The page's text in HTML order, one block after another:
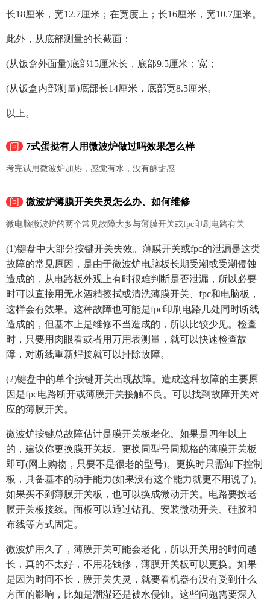
长18厘米，宽12.7厘米；在宽度上；长16厘米，宽10.7厘米。
此外，从底部测量的长截面：
(从饭盒外面量)底部15厘米长，底部9.5厘米；宽；
(从饭盒内部测量)底部长14厘米，底部宽8.5厘米。
以上。
问 7式蛋挞有人用微波炉做过吗效果怎么样
考完试用微波炉加热，感觉有水，没有酥甜感
问 微波炉薄膜开关失灵怎么办、如何维修
微电脑微波炉的两个常见故障大多与薄膜开关或fpc印刷电路有关
(1)键盘中大部分按键开关失效。薄膜开关或fpc的泄漏是这类
故障的常见原因，是由于微波炉电脑板长期受潮或受潮侵蚀
造成的，从电路板外观上有时很难判断是否泄漏，所以必要
时可以直接用无水酒精擦拭或清洗薄膜开关、fpc和电脑板，
这样会有效果。这种故障也可能是fpc印刷电路几处同时断线
造成的，但基本上是维修不当造成的，所以比较少见。检查
时，只要用肉眼看或者用万用表测量，就可以快速检查故
障，对断线重新焊接就可以排除故障。
(2)键盘中的单个按键开关出现故障。造成这种故障的主要原
因是fpc电路断开或薄膜开关接触不良。可以找到故障开关对
应的薄膜开关。
微波炉按键总故障估计是膜开关板老化。如果是四年以上
的，建议你更换膜开关板。更换同型号同规格的薄膜开关板
即可(网上购物，只要不是很老的型号)。更换时只需卸下控制
板，具备基本的动手能力(如果没有这个能力就更不用说了)。
如果买不到薄膜开关板，也可以换成微动开关。电路要按老
膜开关板接线。面板可以通过钻孔、安装微动开关、硅胶和
布线等方式固定。
微波炉用久了，薄膜开关可能会老化，所以开关用的时间越
长，真的不太好，不用花钱修，薄膜开关板可以更换。如果
是因为时间不长，膜开关失灵，就要看机器有没有受到什么
方面的影响，比如是潮湿还是被水侵蚀。这些问题需要深入